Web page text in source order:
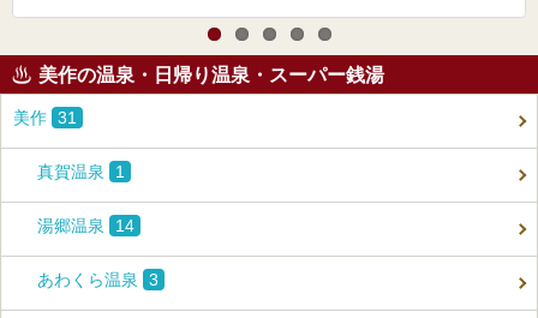
美作の温泉・日帰り温泉・スーパー銭湯
美作 31
真賀温泉 1
湯郷温泉 14
あわくら温泉 3